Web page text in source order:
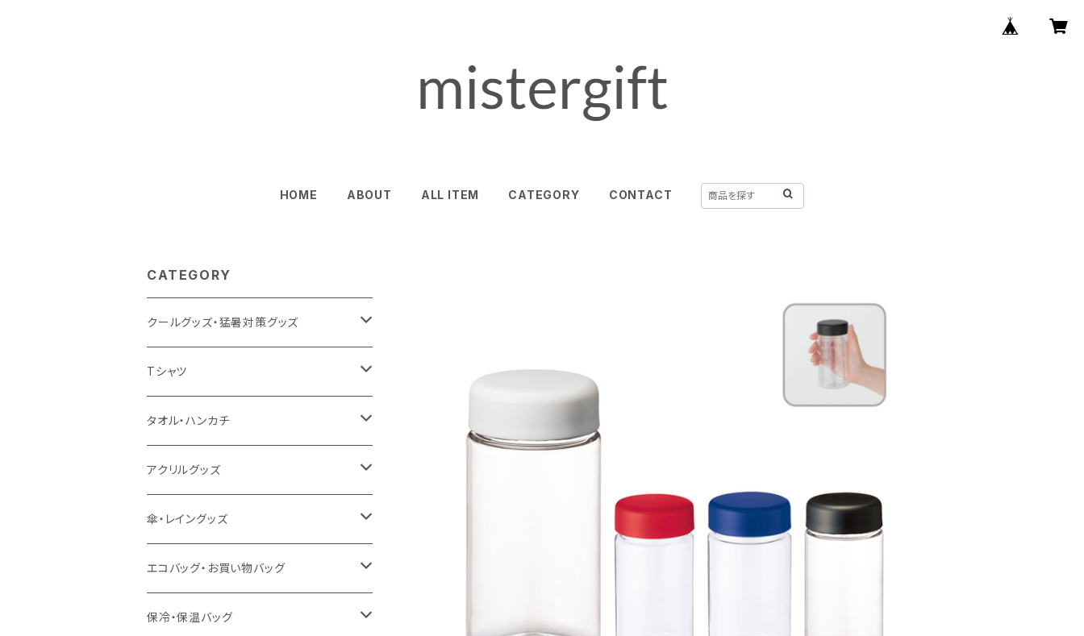
HOME ABOUT ALL ITEM CATEGORY CONTACT
CATEGORY
クールグッズ・猛暑対策グッズ
扇風機
うちわ
猛暑グッズ
冷感グッズ
Tシャツ
カスタムプリントTシャツ（国内プリント）
イージーオーダーTシャツ（海外生産）
タオル・ハンカチ
名入れタオル
今治タオル
泉州おくばりタオル
冷感タオル
アクリルグッズ
キーホルダー
スタンド
バッジ
傘・レイングッズ
傘
ポンチョ
エコバッグ・お買い物バッグ
ポリエステル
保冷・保温バッグ